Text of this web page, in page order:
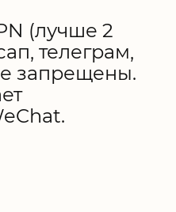
(лучше 2
телеграм,
запрещены.